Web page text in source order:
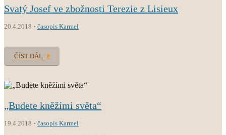
Svatý Josef ve zbožnosti Terezie z Lisieux
20.4.2018 časopis Karmel
ČÍST DÁL
„Budete kněžími světa“
19.4.2018 časopis Karmel